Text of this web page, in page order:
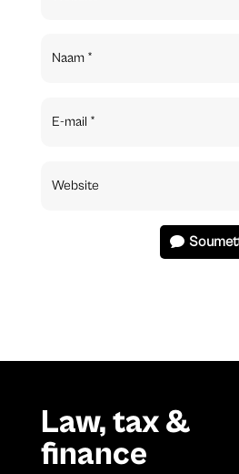
Law, tax &
finance